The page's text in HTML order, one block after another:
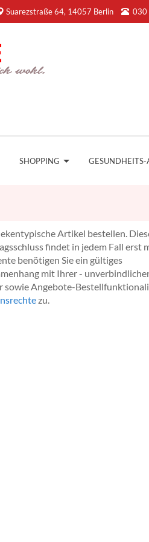
Suarezstraße 64, 14057 Berlin 030
SHOPPING GESUNDHEITS-
Artikel bestellen.
findet in jedem Fall erst
benötigen Sie ein gültiges
mit Ihrer -
sowie Angebote-
zu.